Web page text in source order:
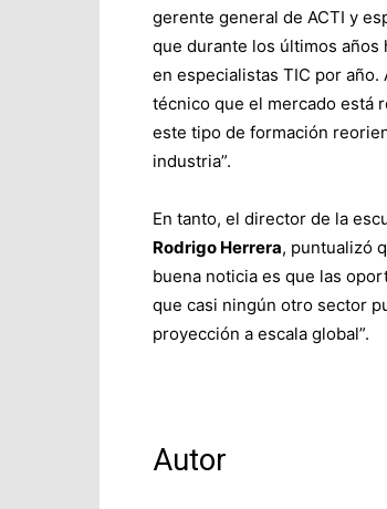
gerente general de ACTI y
que durante los últimos
en especialistas TIC por
técnico que el mercado está
este tipo de formación
industria”.
En tanto, el director de la
Rodrigo Herrera, puntualizó
buena noticia es que las
que casi ningún otro sector
proyección a escala global”.
Autor